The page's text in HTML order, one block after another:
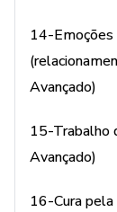
14-
Avançado)
15-Trabalho
Avançado)
16-Cura pela